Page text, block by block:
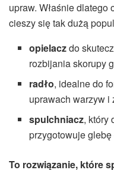
upraw. Właśnie
cieszy się tak dużą
opielaczdo
rozbijania skorupy
radło, idealne do
uprawach warzyw i
spulchniacz, który
przygotowuje
To rozwiązanie, które